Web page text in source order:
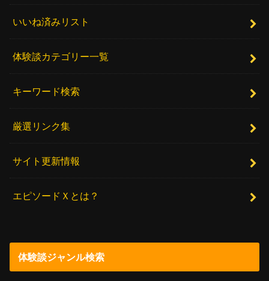
いいね済みリスト
体験談カテゴリー一覧
キーワード検索
厳選リンク集
サイト更新情報
エピソードＸとは？
体験談ジャンル検索